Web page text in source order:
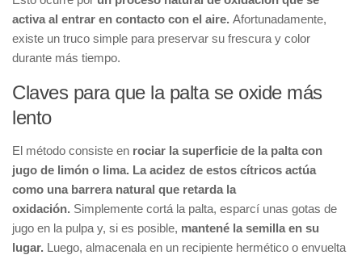
activa al entrar en contacto con el aire. Afortunadamente,
existe un truco simple para preservar su frescura y color
durante más tiempo.
Claves para que la palta se oxide más
lento
El método consiste en rociar la superficie de la palta con
jugo de limón o lima. La acidez de estos cítricos actúa
como una barrera natural que retarda la
oxidación. Simplemente cortá la palta, esparcí unas gotas de
jugo en la pulpa y, si es posible, mantené la semilla en su
lugar. Luego, almacenala en un recipiente hermético o envuelta